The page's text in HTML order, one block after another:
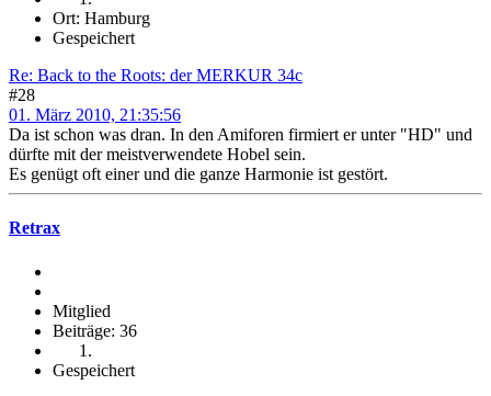
Ort: Hamburg
Gespeichert
Re: Back to the Roots: der MERKUR 34c
#28
01. März 2010, 21:35:56
Da ist schon was dran. In den Amiforen firmiert er unter "HD" und
dürfte mit der meistverwendete Hobel sein.
Es genügt oft einer und die ganze Harmonie ist gestört.
Retrax
Mitglied
Beiträge: 36
Gespeichert